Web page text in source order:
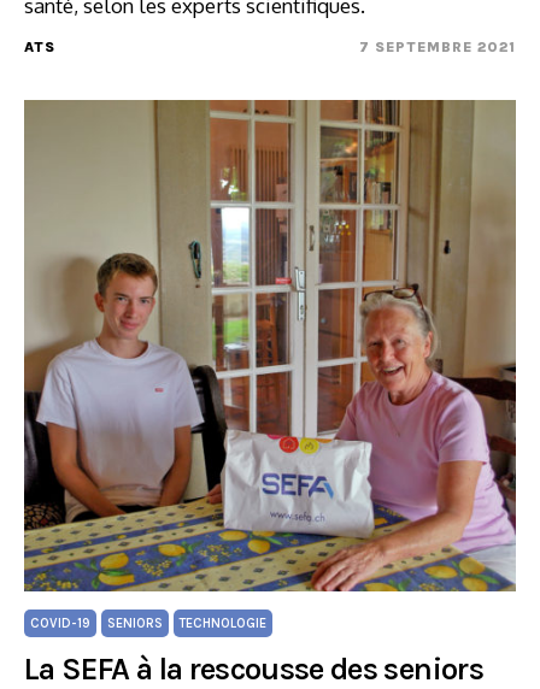
santé, selon les experts scientifiques.
ATS 7 SEPTEMBRE 2021
COVID-19 SENIORS TECHNOLOGIE
La SEFA à la rescousse des seniors